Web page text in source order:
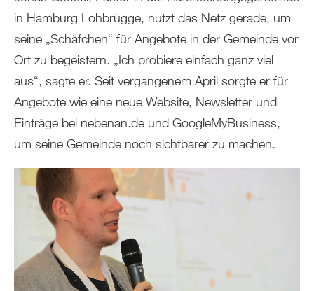
in Hamburg Lohbrügge, nutzt das Netz gerade, um
seine „Schäfchen“ für Angebote in der Gemeinde vor
Ort zu begeistern. „Ich probiere einfach ganz viel
aus“, sagte er. Seit vergangenem April sorgte er für
Angebote wie eine neue Website, Newsletter und
Einträge bei nebenan.de und GoogleMyBusiness,
um seine Gemeinde noch sichtbarer zu machen.